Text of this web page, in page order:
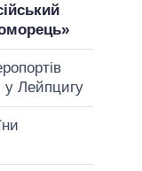
у Лейпцигу